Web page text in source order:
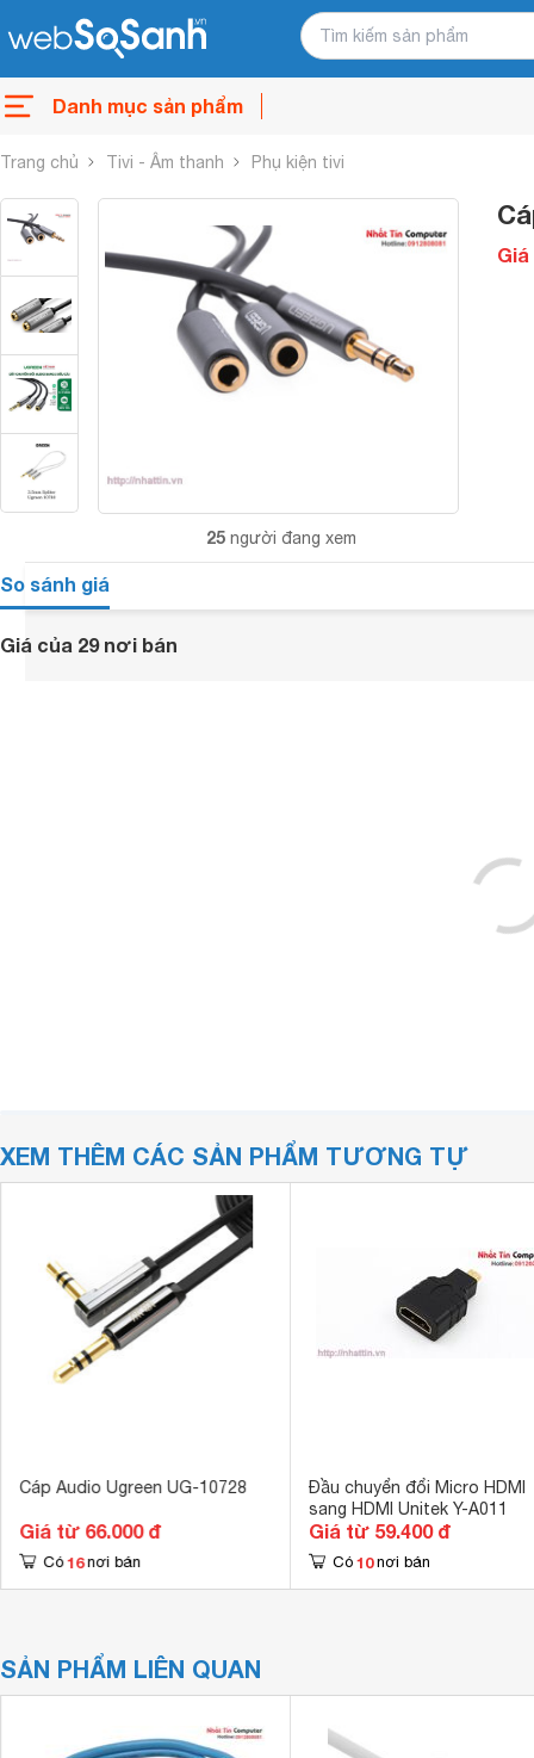
Danh mục sản phẩm
Trang chủ Tivi - Âm thanh Phụ kiện tivi
25 người đang xem
So sánh giá
Giá của 29 nơi bán
XEM THÊM CÁC SẢN PHẨM TƯƠNG TỰ
Cáp Audio Ugreen UG-10728
Giá từ 66.000 đ
Có 16 nơi bán
Đầu chuyển đổi Micro HDMI
sang HDMI Unitek Y-A011
Giá từ 59.400 đ
Có 10 nơi bán
SẢN PHẨM LIÊN QUAN